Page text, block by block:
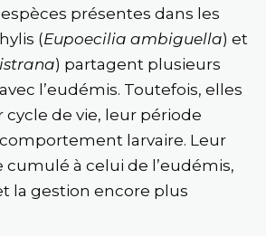
présentes dans les
(Eupoecilia ambiguella) et
) partagent plusieurs
l’eudémis. Toutefois, elles
de vie, leur période
larvaire. Leur
à celui de l’eudémis,
la gestion encore plus